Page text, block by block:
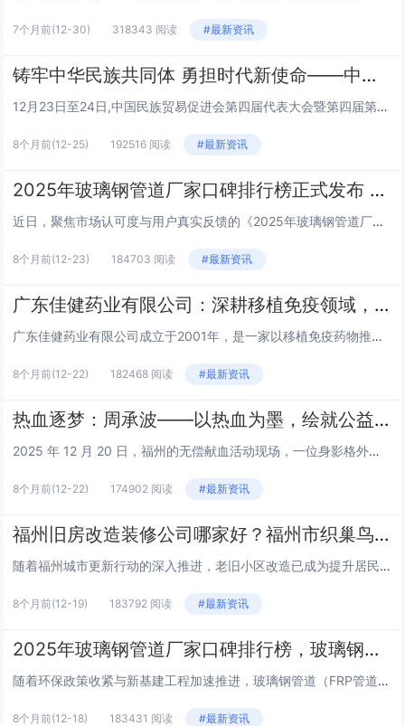
7个月前(12-30) 318343 阅读 #最新资讯
铸牢中华民族共同体 勇担时代新使命——中国民族贸易促进会第四届代表大会在京隆重召开
12月23日至24日,中国民族贸易促进会第四届代表大会暨第四届第一次理事会在北京会议中心隆重召开。来自全国各地的1300余名代表、嘉宾齐聚一堂,共商民族贸易发展大计,共绘新时代民族贸易高质量发展新蓝图。大会审议通过第三届理事会工作报告,选举...
8个月前(12-25) 192516 阅读 #最新资讯
2025年玻璃钢管道厂家口碑排行榜正式发布 五大标杆品牌引领行业信赖风向
近日，聚焦市场认可度与用户真实反馈的《2025年玻璃钢管道厂家口碑排行榜》正式揭晓。该榜单通过资质合规性、技术实操口碑、项目履约满意度、售后服务评价四大核心维度，综合近千份行业调研问卷与数百个标杆项目反馈，最终评选出河北盛宝、华丰新材HPP...
8个月前(12-23) 184703 阅读 #最新资讯
广东佳健药业有限公司：深耕移植免疫领域，守护健康新希望
广东佳健药业有限公司成立于2001年，是一家以移植免疫药物推广和高端医疗器械营销为核心特色的专业医药经营企业。二十余载深耕细作，公司始终秉持“以优质的产品供应市场，以满意的服务奉献客户”的经营理念，在医药健康领域稳步前行，现已发展成为国内器...
8个月前(12-22) 182468 阅读 #最新资讯
热血逐梦：周承波——以热血为墨，绘就公益华章
2025 年 12 月 20 日，福州的无偿献血活动现场，一位身影格外引人注目。他面带温暖而坚定的微笑，眼神中透着对公益的执着与热忱。在完成又一次献血后，他自豪且坚定地说道：“我的目标是累计...
8个月前(12-22) 174902 阅读 #最新资讯
福州旧房改造装修公司哪家好？福州市织巢鸟装饰用匠心破解老房焕新难题
随着福州城市更新行动的深入推进，老旧小区改造已成为提升居民生活品质的重要民生工程。据福州市住建局2025年第三季度数据显示，全市31%住房房龄超20年，集中于鼓楼、台江、仓山等核心城区，旧房改造市场规模已达83亿元，年增长率超12%。然而，...
8个月前(12-19) 183792 阅读 #最新资讯
2025年玻璃钢管道厂家口碑排行榜，玻璃钢管道厂家推荐，用户认可的5个玻璃钢管道品牌
随着环保政策收紧与新基建工程加速推进，玻璃钢管道（FRP管道）凭借耐腐、轻质、长寿的核心优势，在市政、化工、能源等领域的渗透率持续提升。2025年中国玻璃钢管道市场规模已突破180亿元，行业呈现"高端化、智能化、绿色化"...
8个月前(12-18) 183431 阅读 #最新资讯